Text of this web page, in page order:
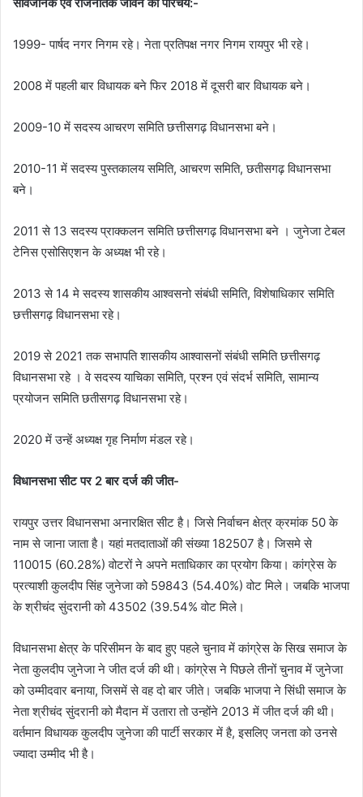
1999- पार्षद नगर निगम रहे। नेता प्रतिपक्ष नगर निगम रायपुर भी रहे।
2008 में पहली बार विधायक बने फिर 2018 में दूसरी बार विधायक बने।
2009-10 में सदस्य आचरण समिति छत्तीसगढ़ विधानसभा बने।
2010-11 में सदस्य पुस्तकालय समिति, आचरण समिति, छतीसगढ़ विधानसभा
बने।
2011 से 13 सदस्य प्राक्कलन समिति छत्तीसगढ़ विधानसभा बने । जुनेजा टेबल
टेनिस एसोसिएशन के अध्यक्ष भी रहे।
2013 से 14 मे सदस्य शासकीय आश्वसनो संबंधी समिति, विशेषाधिकार समिति
छत्तीसगढ़ विधानसभा रहे।
2019 से 2021 तक सभापति शासकीय आश्वासनों संबंधी समिति छत्तीसगढ़
विधानसभा रहे । वे सदस्य याचिका समिति, प्रश्न एवं संदर्भ समिति, सामान्य
प्रयोजन समिति छतीसगढ़ विधानसभा रहे।
2020 में उन्हें अध्यक्ष गृह निर्माण मंडल रहे।
विधानसभा सीट पर 2 बार दर्ज की जीत-
रायपुर उत्तर विधानसभा अनारक्षित सीट है। जिसे निर्वाचन क्षेत्र क्रमांक 50 के
नाम से जाना जाता है। यहां मतदाताओं की संख्या 182507 है। जिसमे से
110015 (60.28%) वोटरों ने अपने मताधिकार का प्रयोग किया। कांग्रेस के
प्रत्याशी कुलदीप सिंह जुनेजा को 59843 (54.40%) वोट मिले। जबकि भाजपा
के श्रीचंद सुंदरानी को 43502 (39.54% वोट मिले।
विधानसभा क्षेत्र के परिसीमन के बाद हुए पहले चुनाव में कांग्रेस के सिख समाज के
नेता कुलदीप जुनेजा ने जीत दर्ज की थी। कांग्रेस ने पिछले तीनों चुनाव में जुनेजा
को उम्मीदवार बनाया, जिसमें से वह दो बार जीते। जबकि भाजपा ने सिंधी समाज के
नेता श्रीचंद सुंदरानी को मैदान में उतारा तो उन्होंने 2013 में जीत दर्ज की थी।
वर्तमान विधायक कुलदीप जुनेजा की पार्टी सरकार में है, इसलिए जनता को उनसे
ज्यादा उम्मीद भी है।